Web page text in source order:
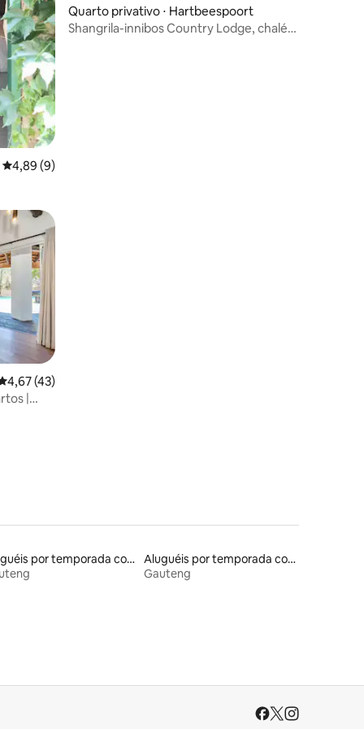
4,89 de uma avaliação média de 5, 9 avaliações
4,89 (9)
Quarto privativo ⋅ Hartbeespoort
Shangrila-innibos Country Lodge, chalé
de uma avaliação média de 5, 43 avaliações
4,67 (43)
|
Aluguéis por temporada com banheira de hidromassagem
Aluguéis por temporada com caiaque
Gauteng